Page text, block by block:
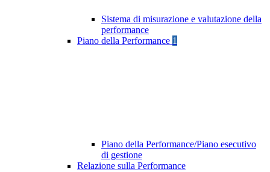
Sistema di misurazione e valutazione della
performance
Piano della Performance 1
Piano della Performance/Piano esecutivo
di gestione
Relazione sulla Performance